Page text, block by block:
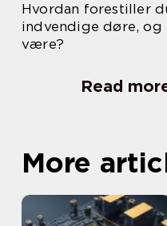
Hvordan forestiller
indvendige døre,
være?
Read
More